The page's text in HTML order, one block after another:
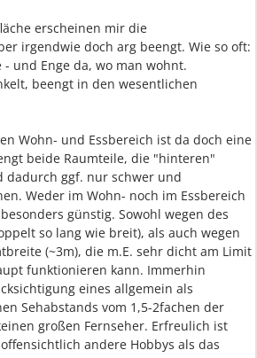
erscheinen mir die
irgendwie doch arg beengt. Wie so oft:
- und Enge da, wo man wohnt.
beengt in den wesentlichen
Wohn- und Essbereich ist da doch eine
beide Raumteile, die "hinteren"
dadurch ggf. nur schwer und
Weder im Wohn- noch im Essbereich
günstig. Sowohl wegen des
so lang wie breit), als auch wegen
(~3m), die m.E. sehr dicht am Limit
funktionieren kann. Immerhin
eines allgemein als
Sehabstands vom 1,5-2fachen der
großen Fernseher. Erfreulich ist
andere Hobbys als das